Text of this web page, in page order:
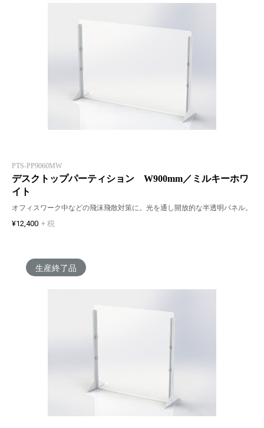
PTS-PP9060MW
デスクトップパーティション W900mm／ミルキーホワ
イト
オフィスワーク中などの飛沫飛散対策に。光を通し開放的な半透明パネル。
¥12,400 + 税
生産終了品